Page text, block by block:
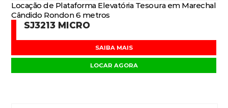
Locação de Plataforma Elevatória Tesoura em Marechal
Cândido Rondon 6 metros
SJ3213 MICRO
SAIBA MAIS
LOCAR AGORA